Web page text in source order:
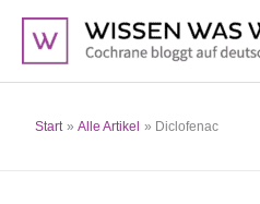
Inhalt
springen
Start Alle Artikel Diclofenac